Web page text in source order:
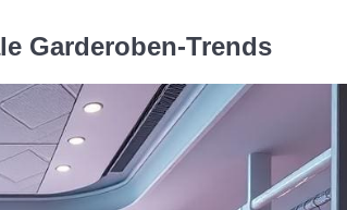
Garderoben-Trends